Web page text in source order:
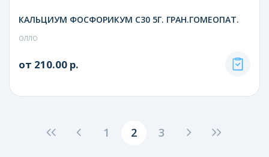
КАЛЬЦИУМ ФОСФОРИКУМ С30 5Г. ГРАН.ГОМЕОПАТ.
ОЛЛО
от 210.00 р.
1 2 3